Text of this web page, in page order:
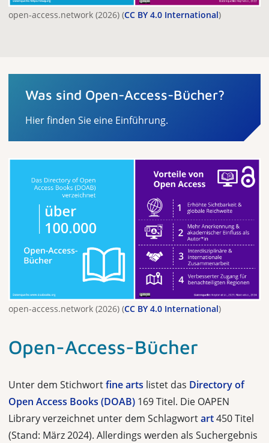
open-access.network (2026) (CC BY 4.0 International)
Was sind Open-Access-Bücher?
Hier finden Sie eine Einführung.
open-access.network (2026) (CC BY 4.0 International)
Open-Access-Bücher
Unter dem Stichwortfine arts listet das Directory of
Open Access Books (DOAB) 169 Titel. Die OAPEN
Library verzeichnet unter dem Schlagwortart450 Titel
(Stand: März 2024). Allerdings werden als Suchergebnis